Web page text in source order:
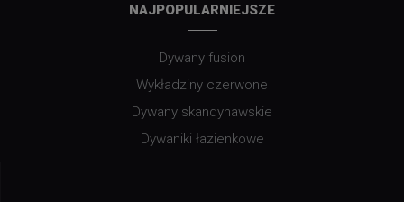
NAJPOPULARNIEJSZE
Dywany fusion
Wykładziny czerwone
Dywany skandynawskie
Dywaniki łazienkowe